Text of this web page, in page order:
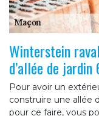
Winterstein
d’allée de
Pour avoir un
construire une allée
pour ce faire, vous